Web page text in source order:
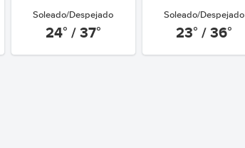
Soleado/Despejado
24° / 37°
Soleado/Despejado
23° / 36°